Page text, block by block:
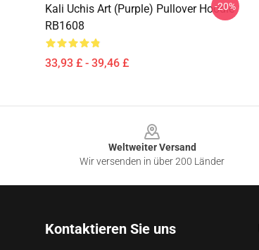
Kali Uchis Art (purple) Pullover Hoodie
RB1608
33,93 £ - 39,46 £
-20%
Weltweiter Versand
Wir versenden in über 200 Länder
Kontaktieren Sie uns